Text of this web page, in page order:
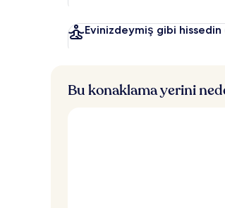
Evinizdeymiş gibi hissedin
Bu konaklama yerini